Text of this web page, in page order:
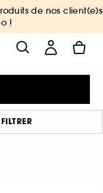
de nos client(e)s
!
FILTRER